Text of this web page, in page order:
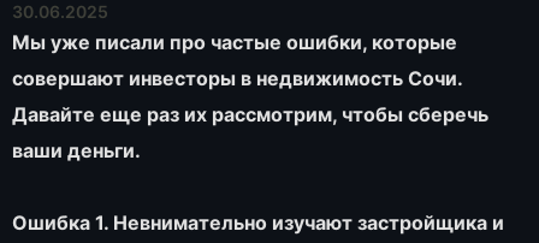
30.06.2025
Мы уже писали про частые ошибки, которые
совершают инвесторы в недвижимость Сочи.
Давайте еще раз их рассмотрим, чтобы сберечь
ваши деньги.
Ошибка 1. Невнимательно изучают застройщика и